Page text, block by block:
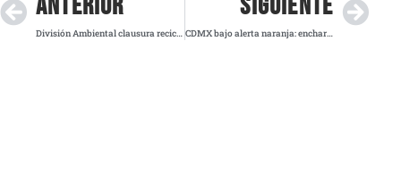
División Ambiental clausura recicladora en General Escobedo, Nuevo León CDMX bajo alerta naranja: encharcamientos y retrasos en transporte este jueves por la noche